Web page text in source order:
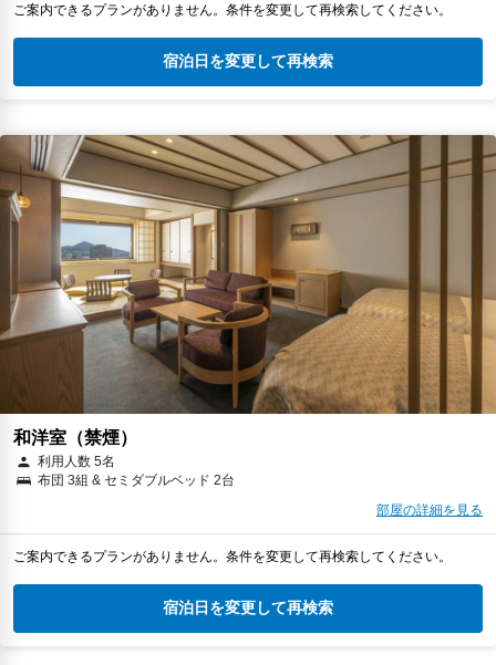
ご案内できるプランがありません。条件を変更して再検索してください。
宿泊日を変更して再検索
和洋室（禁煙）
利用人数 5名
布団 3組 & セミダブルベッド 2台
部屋の詳細を見る
ご案内できるプランがありません。条件を変更して再検索してください。
宿泊日を変更して再検索